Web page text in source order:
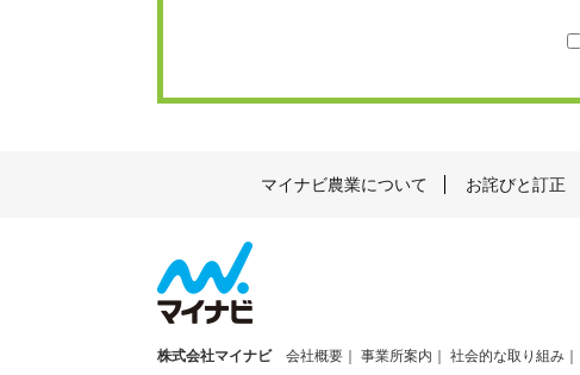
マイナビ農業について お詫びと訂正
株式会社マイナビ 会社概要 事業所案内 社会的な取り組み